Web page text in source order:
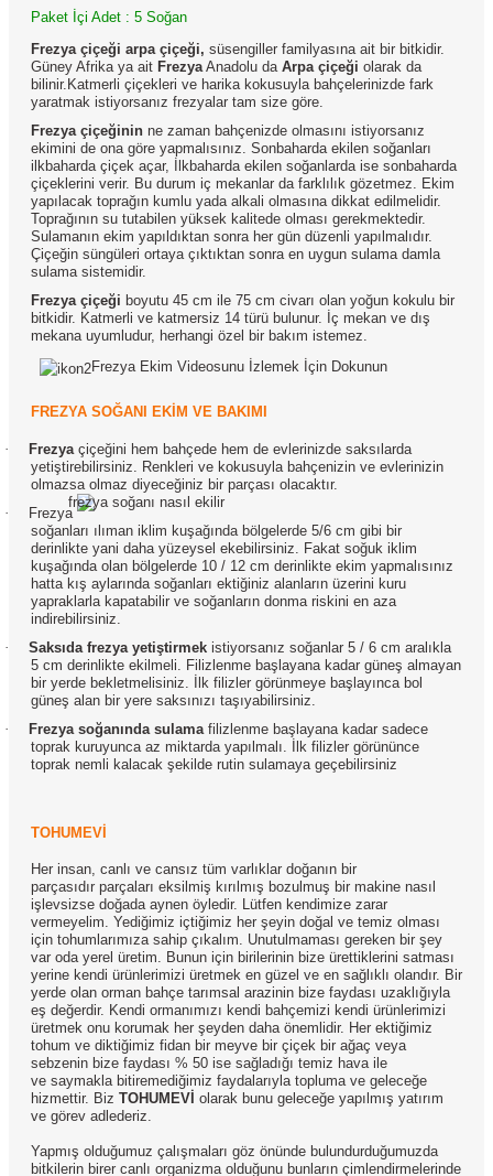
Paket İçi Adet : 5 Soğan
Frezya çiçeği arpa çiçeği, süsengiller familyasına ait bir bitkidir.
Güney Afrika ya ait FrezyaAnadolu da Arpa çiçeği olarak da
bilinir.Katmerli çiçekleri ve harika kokusuyla bahçelerinizde fark
yaratmak istiyorsanız frezyalar tam size göre.
Frezya çiçeğinin ne zaman bahçenizde olmasını istiyorsanız
ekimini de ona göre yapmalısınız. Sonbaharda ekilen soğanları
ilkbaharda çiçek açar, İlkbaharda ekilen soğanlarda ise sonbaharda
çiçeklerini verir. Bu durum iç mekanlar da farklılık gözetmez. Ekim
yapılacak toprağın kumlu yada alkali olmasına dikkat edilmelidir.
Toprağının su tutabilen yüksek kalitede olması gerekmektedir.
Sulamanın ekim yapıldıktan sonra her gün düzenli yapılmalıdır.
Çiçeğin süngüleri ortaya çıktıktan sonra en uygun sulama damla
sulama sistemidir.
Frezya çiçeği boyutu 45 cm ile 75 cm civarı olan yoğun kokulu bir
bitkidir. Katmerli ve katmersiz 14 türü bulunur. İç mekan ve dış
mekana uyumludur, herhangi özel bir bakım istemez.
Frezya Ekim Videosunu İzlemek İçin Dokunun
FREZYA SOĞANI EKİM VE BAKIMI
· Frezya çiçeğini hem bahçede hem de evlerinizde saksılarda
yetiştirebilirsiniz. Renkleri ve kokusuyla bahçenizin ve evlerinizin
olmazsa olmaz diyeceğiniz bir parçası olacaktır.
·
Frezya
soğanları ılıman iklim kuşağında bölgelerde 5/6 cm gibi bir
derinlikte yani daha yüzeysel ekebilirsiniz. Fakat soğuk iklim
kuşağında olan bölgelerde 10 / 12 cm derinlikte ekim yapmalısınız
hatta kış aylarında soğanları ektiğiniz alanların üzerini kuru
yapraklarla kapatabilir ve soğanların donma riskini en aza
indirebilirsiniz.
·
Saksıda frezya yetiştirmek istiyorsanız soğanlar 5 / 6 cm aralıkla
5 cm derinlikte ekilmeli. Filizlenme başlayana kadar güneş almayan
bir yerde bekletmelisiniz. İlk filizler görünmeye başlayınca bol
güneş alan bir yere saksınızı taşıyabilirsiniz.
·
Frezya soğanında sulama filizlenme başlayana kadar sadece
toprak kuruyunca az miktarda yapılmalı. İlk filizler görününce
toprak nemli kalacak şekilde rutin sulamaya geçebilirsiniz
TOHUMEVİ
Her insan, canlı ve cansız tüm varlıklar doğanın bir
parçasıdır parçaları eksilmiş kırılmış bozulmuş bir makine nasıl
işlevsizse doğada aynen öyledir. Lütfen kendimize zarar
vermeyelim. Yediğimiz içtiğimiz her şeyin doğal ve temiz olması
için tohumlarımıza sahip çıkalım. Unutulmaması gereken bir şey
var oda yerel üretim. Bunun için birilerinin bize ürettiklerini satması
yerine kendi ürünlerimizi üretmek en güzel ve en sağlıklı olandır. Bir
yerde olan orman bahçe tarımsal arazinin bize faydası uzaklığıyla
eş değerdir. Kendi ormanımızı kendi bahçemizi kendi ürünlerimizi
üretmek onu korumak her şeyden daha önemlidir. Her ektiğimiz
tohum ve diktiğimiz fidan bir meyve bir çiçek bir ağaç veya
sebzenin bize faydası % 50 ise sağladığı temiz hava ile
ve saymakla bitiremediğimiz faydalarıyla topluma ve geleceğe
hizmettir. Biz TOHUMEVİ olarak bunu geleceğe yapılmış yatırım
ve görev adlederiz.
Yapmış olduğumuz çalışmaları göz önünde bulundurduğumuzda
bitkilerin birer canlı organizma olduğunu bunların çimlendirmelerinde